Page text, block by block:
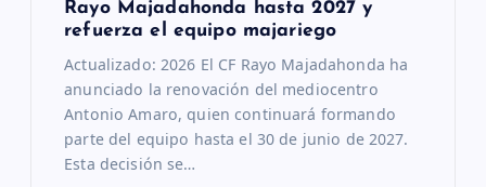
Rayo Majadahonda hasta 2027 y
refuerza el equipo majariego
Actualizado: 2026 El CF Rayo Majadahonda ha
anunciado la renovación del mediocentro
Antonio Amaro, quien continuará formando
parte del equipo hasta el 30 de junio de 2027.
Esta decisión se…